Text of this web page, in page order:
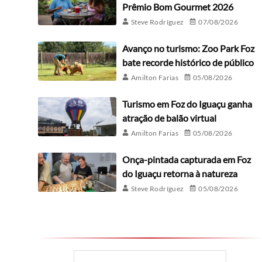
Prêmio Bom Gourmet 2026
Steve Rodríguez 07/08/2026
Avanço no turismo: Zoo Park Foz
bate recorde histórico de público
Amilton Farias 05/08/2026
Turismo em Foz do Iguaçu ganha
atração de balão virtual
Amilton Farias 05/08/2026
Onça-pintada capturada em Foz
do Iguaçu retorna à natureza
Steve Rodríguez 05/08/2026